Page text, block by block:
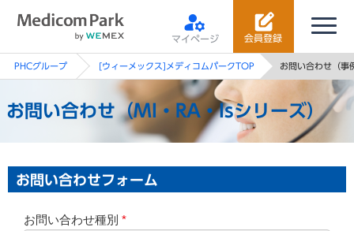
会員登録
マイページ
PHCグループ [ウィーメックス]メディコムパークTOP お問い合わせ（事
お問い合わせ（MI・RA・Isシリーズ）
お問い合わせフォーム